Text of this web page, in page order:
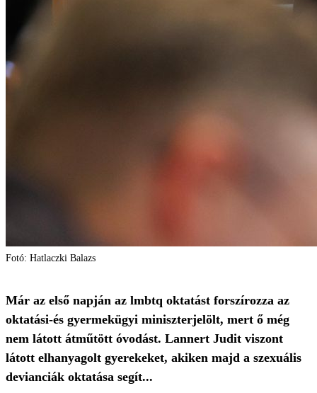
Fotó: Hatlaczki Balazs
Már az első napján az lmbtq oktatást forszírozza az
oktatási-és gyermekügyi miniszterjelölt, mert ő még
nem látott átműtött óvodást. Lannert Judit viszont
látott elhanyagolt gyerekeket, akiken majd a szexuális
devianciák oktatása segít...